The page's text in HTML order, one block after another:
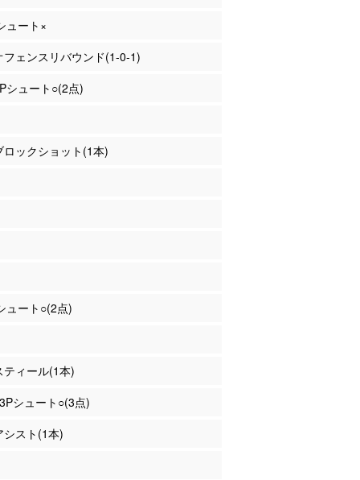
ュート×
フェンスリバウンド(1-0-1)
シュート○(2点)
ックショット(1本)
ュート○(2点)
ィール(1本)
シュート○(3点)
スト(1本)